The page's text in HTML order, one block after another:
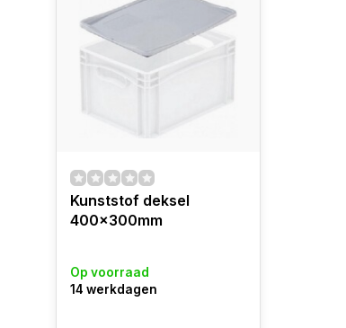
Kunststof deksel
400x300mm
Op voorraad
14 werkdagen